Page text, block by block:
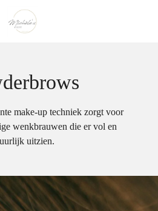
make-up techniek zorgt voor
wenkbrauwen die er vol en
uitzien.